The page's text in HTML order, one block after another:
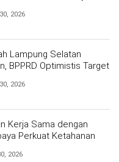
2026
Lampung Selatan
BPPRD Optimistis Target
2026
Kerja Sama dengan
Perkuat Ketahanan
2026